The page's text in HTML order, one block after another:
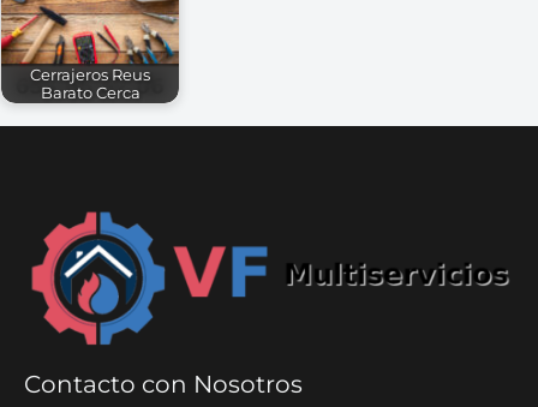
Cerrajeros Reus
Barato Cerca
Contacto con Nosotros